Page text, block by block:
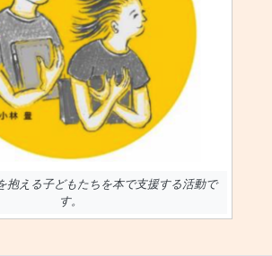
抱える子どもたちを本で支援する活動で
す。